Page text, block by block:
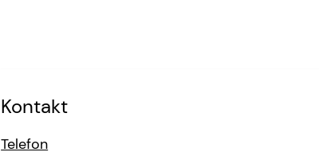
Kontakt
Telefon